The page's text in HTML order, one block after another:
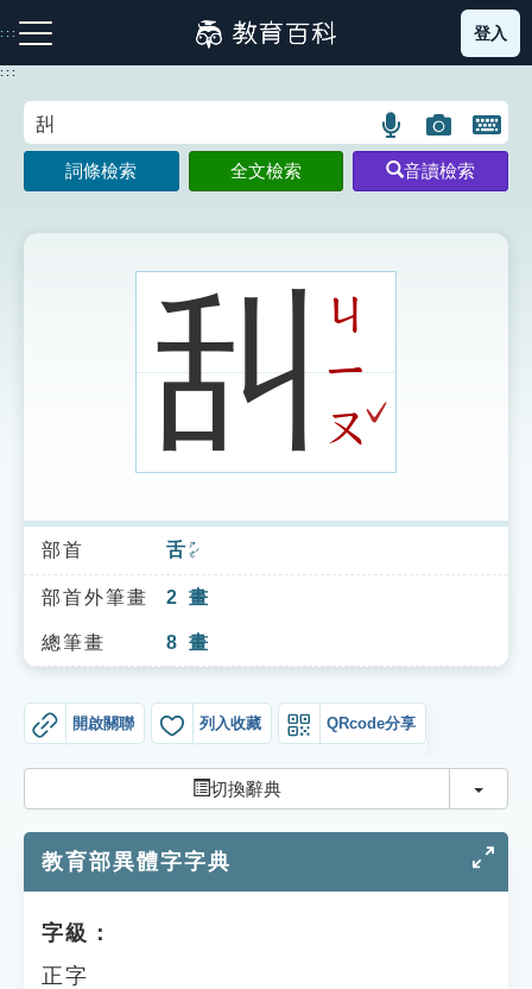
到
主
:::
注音索引圖示 筆畫索引圖示 部首索引表圖示
索引選單
知識索引
單字索引
貓頭鷹博士
登入
:::
語
言
搜
示
圖
片
搜
開
鍵
圖
詞條檢索 全文檢索 音讀檢索
舏 ㄐ
ㄧ
ㄡ
ˇ
部首 舌 ㄕㄜˊ
部首外筆畫 2 畫
總筆畫 8 畫
開啟關聯 列入收藏 QRcode分享
切換辭典 切換
教育部異體字字典
字級：
正字